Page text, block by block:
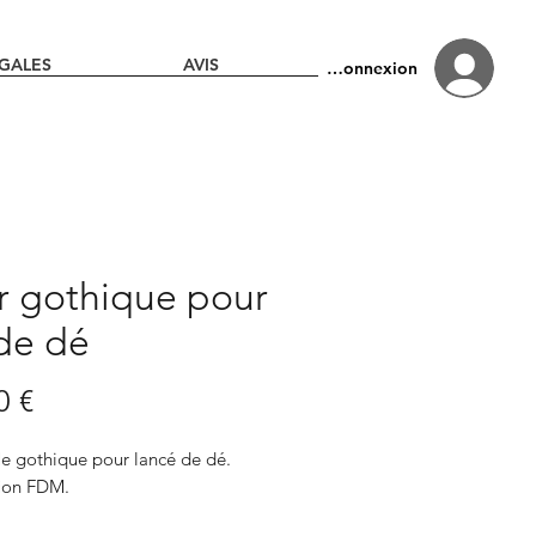
AVIS Connexion
gothique pour
dé
€Prix
gothique pour lancé de dé.
FDM.